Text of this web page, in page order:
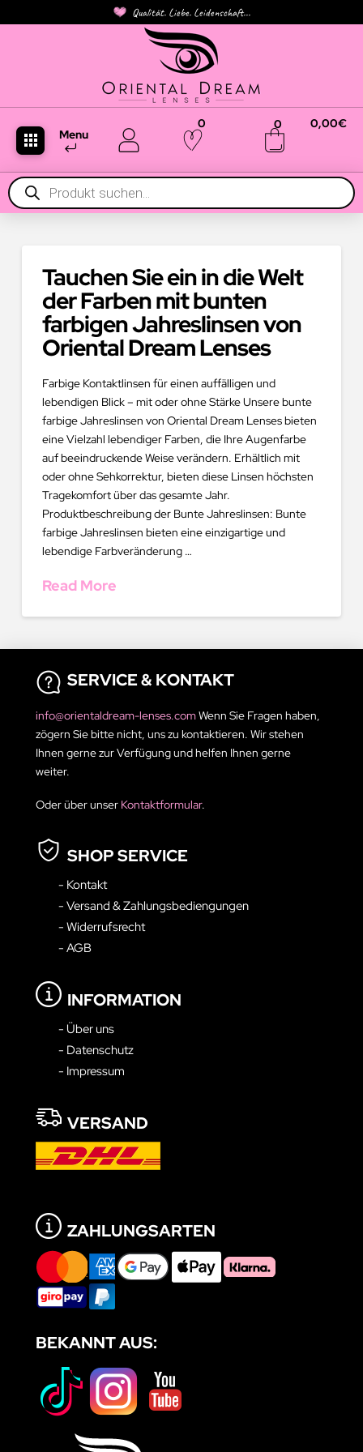
Qualität. Liebe. Leidenschaft...
Menu
0 0 0,00€
Products
search
Tauchen Sie ein in die Welt
der Farben mit bunten
farbigen Jahreslinsen von
Oriental Dream Lenses
Farbige Kontaktlinsen für einen auffälligen und
lebendigen Blick – mit oder ohne Stärke Unsere bunte
farbige Jahreslinsen von Oriental Dream Lenses bieten
eine Vielzahl lebendiger Farben, die Ihre Augenfarbe
auf beeindruckende Weise verändern. Erhältlich mit
oder ohne Sehkorrektur, bieten diese Linsen höchsten
Tragekomfort über das gesamte Jahr.
Produktbeschreibung der Bunte Jahreslinsen: Bunte
farbige Jahreslinsen bieten eine einzigartige und
lebendige Farbveränderung …
Read More
SERVICE & KONTAKT
info@orientaldream-lenses.comWenn Sie Fragen haben,
zögern Sie bitte nicht, uns zu kontaktieren. Wir stehen
Ihnen gerne zur Verfügung und helfen Ihnen gerne
weiter.
Oder über unser Kontaktformular.
SHOP SERVICE
- Kontakt
- Versand & Zahlungsbediengungen
- Widerrufsrecht
- AGB
INFORMATION
- Über uns
- Datenschutz
- Impressum
VERSAND
ZAHLUNGSARTEN
BEKANNT AUS: